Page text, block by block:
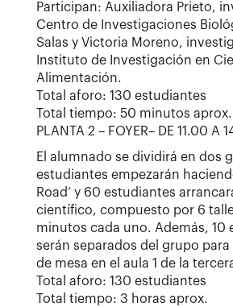
Participan: Auxiliadora Prieto,
Centro de Investigaciones
Salas y Victoria Moreno,
Instituto de Investigación en
Alimentación.
Total aforo: 130 estudiantes
Total tiempo: 50 minutos aprox.
PLANTA 2 – FOYER– DE 11.00 A
El alumnado se dividirá en dos
estudiantes empezarán
Road’ y 60 estudiantes
científico, compuesto por 6
minutos cada uno. Además, 10
serán separados del grupo
de mesa en el aula 1 de la
Total aforo: 130 estudiantes
Total tiempo: 3 horas aprox.